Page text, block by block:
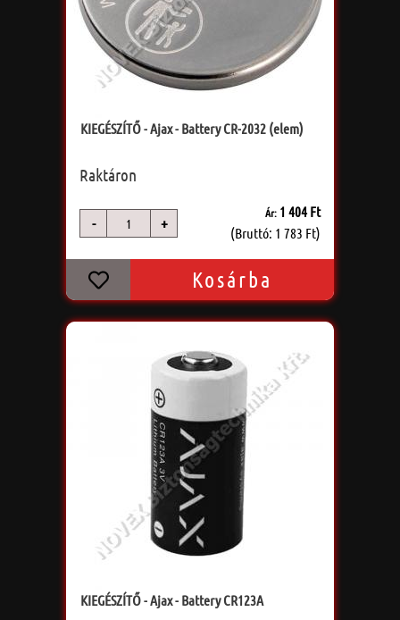
KIEGÉSZÍTŐ - Ajax - Battery CR-2032 (elem)
Raktáron
- +
Ár: 1 404 Ft
(Bruttó: 1 783 Ft)
Kosárba
KIEGÉSZÍTŐ - Ajax - Battery CR123A